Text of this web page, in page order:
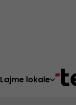
Lajme lokale